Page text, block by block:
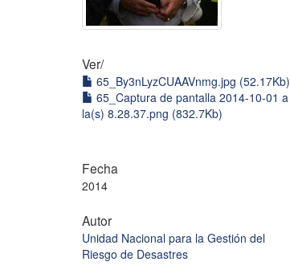
Ver/
65_By3nLyzCUAAVnmg.jpg (52.17Kb)
65_Captura de pantalla 2014-10-01 a
la(s) 8.28.37.png (832.7Kb)
Fecha
2014
Autor
Unidad Nacional para la Gestión del
Riesgo de Desastres